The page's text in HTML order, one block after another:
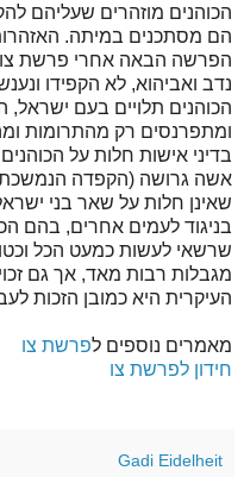
הכוהנים מוזהרים שעליהם
הם מסתכנים במיתה.
הפרשה הבאה אחרי פרשת צו,
נדב ואביהוא, לא הקפידו
הכוהנים תלויים בעם ישראל,
ומתפרנסים רק מהתרומות
בדיני אישות חלות על
אשה גרושה (הקפדה הנמשכת
שאינן חלות על שאר בני
בניגוד לעמים אחרים, בהם
שרשאי לעשות כמעט הכל
מגבלות רבות מאד, אך גם
העיקרית היא כמובן הזכות
מאמרים נוספים לפרשת צו
חידון לפרשת צו
Gadi Eidelheit